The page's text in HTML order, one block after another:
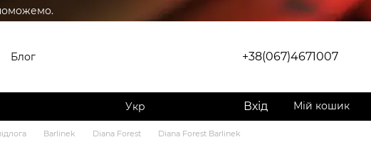
Блог
+38(067)4671007
Укр Вхід Мій кошик
Barlinek Diana Forest Diana Forest Barlinek